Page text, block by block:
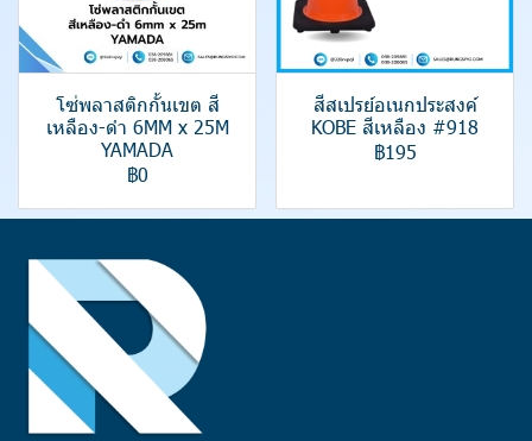
โซ่พลาสติกกั้นเขต สี
เหลือง-ดำ 6MM x 25M
YAMADA
฿0
สีสเปรย์อเนกประสงค์
KOBE สีเหลือง #918
฿195